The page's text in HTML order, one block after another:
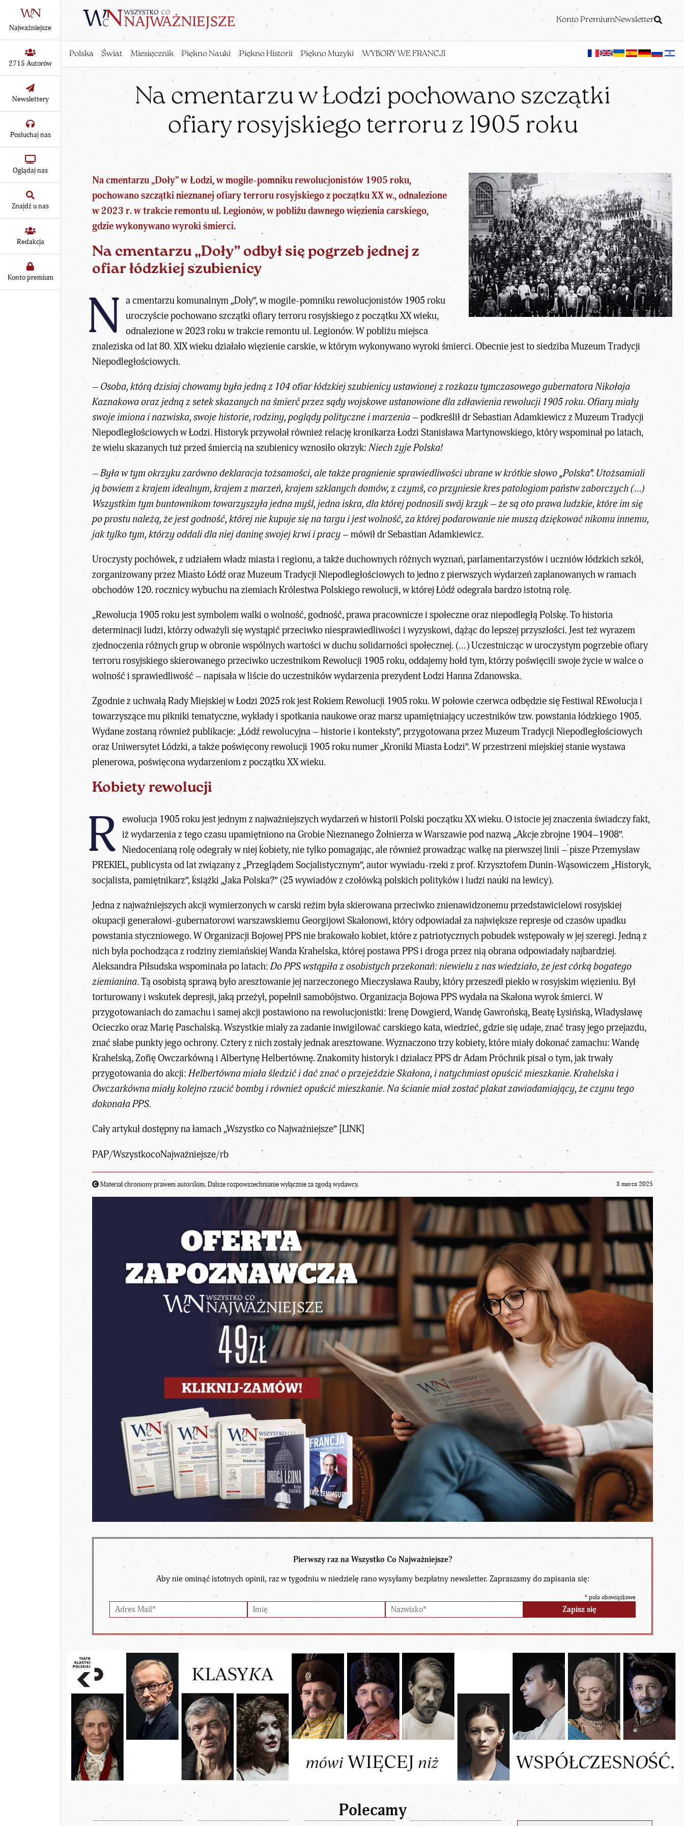
Konto PremiumNewsletter
Polska Świat Miesięcznik Piękno Nauki Piękno Historii Piękno Muzyki WYBORY WE FRANCJI
Najważniejsze
2715 Autorów
Newslettery
Posłuchaj nas
Oglądaj nas
Znajdź u nas
Redakcja
Konto premium
Na cmentarzu w Łodzi pochowano szczątki
ofiary rosyjskiego terroru z 1905 roku
Na cmentarzu „Doły” w Łodzi, w mogile-pomniku rewolucjonistów 1905 roku,
pochowano szczątki nieznanej ofiary terroru rosyjskiego z początku XX w., odnalezione
w 2023 r. w trakcie remontu ul. Legionów, w pobliżu dawnego więzienia carskiego,
gdzie wykonywano wyroki śmierci.
Na cmentarzu „Doły” odbył się pogrzeb jednej z
ofiar łódzkiej szubienicy
N a cmentarzu komunalnym „Doły”, w mogile-pomniku rewolucjonistów 1905 roku
uroczyście pochowano szczątki ofiary terroru rosyjskiego z początku XX wieku,
odnalezione w 2023 roku w trakcie remontu ul. Legionów. W pobliżu miejsca
znaleziska od lat 80. XIX wieku działało więzienie carskie, w którym wykonywano wyroki śmierci. Obecnie jest to siedziba Muzeum Tradycji
Niepodległościowych.
– Osoba, którą dzisiaj chowamy była jedną z 104 ofiar łódzkiej szubienicy ustawionej z rozkazu tymczasowego gubernatora Nikołaja
Kaznakowa oraz jedną z setek skazanych na śmierć przez sądy wojskowe ustanowione dla zdławienia rewolucji 1905 roku. Ofiary miały
swoje imiona i nazwiska, swoje historie, rodziny, poglądy polityczne i marzenia – podkreślił dr Sebastian Adamkiewicz z Muzeum Tradycji
Niepodległościowych w Łodzi. Historyk przywołał również relację kronikarza Łodzi Stanisława Martynowskiego, który wspominał po latach,
że wielu skazanych tuż przed śmiercią na szubienicy wznosiło okrzyk:Niech żyje Polska!
– Była w tym okrzyku zarówno deklaracja tożsamości, ale także pragnienie sprawiedliwości ubrane w krótkie słowo „Polska”. Utożsamiali
ją bowiem z krajem idealnym, krajem z marzeń, krajem szklanych domów, z czymś, co przyniesie kres patologiom państw zaborczych (…)
Wszystkim tym buntownikom towarzyszyła jedna myśl, jedna iskra, dla której podnosili swój krzyk – że są oto prawa ludzkie, które im się
po prostu należą, że jest godność, której nie kupuje się na targu i jest wolność, za której podarowanie nie muszą dziękować nikomu innemu,
jak tylko tym, którzy oddali dla niej daninę swojej krwi i pracy – mówił dr Sebastian Adamkiewicz.
Uroczysty pochówek, z udziałem władz miasta i regionu, a także duchownych różnych wyznań, parlamentarzystów i uczniów łódzkich szkół,
zorganizowany przez Miasto Łódź oraz Muzeum Tradycji Niepodległościowych to jedno z pierwszych wydarzeń zaplanowanych w ramach
obchodów 120. rocznicy wybuchu na ziemiach Królestwa Polskiego rewolucji, w której Łódź odegrała bardzo istotną rolę.
„Rewolucja 1905 roku jest symbolem walki o wolność, godność, prawa pracownicze i społeczne oraz niepodległą Polskę. To historia
determinacji ludzi, którzy odważyli się wystąpić przeciwko niesprawiedliwości i wyzyskowi, dążąc do lepszej przyszłości. Jest też wyrazem
zjednoczenia różnych grup w obronie wspólnych wartości w duchu solidarności społecznej. (…) Uczestnicząc w uroczystym pogrzebie ofiary
terroru rosyjskiego skierowanego przeciwko uczestnikom Rewolucji 1905 roku, oddajemy hołd tym, którzy poświęcili swoje życie w walce o
wolność i sprawiedliwość – napisała w liście do uczestników wydarzenia prezydent Łodzi Hanna Zdanowska.
Zgodnie z uchwałą Rady Miejskiej w Łodzi 2025 rok jest Rokiem Rewolucji 1905 roku. W połowie czerwca odbędzie się Festiwal REwolucja i
towarzyszące mu pikniki tematyczne, wykłady i spotkania naukowe oraz marsz upamiętniający uczestników tzw. powstania łódzkiego 1905.
Wydane zostaną również publikacje: „Łódź rewolucyjna – historie i konteksty”, przygotowana przez Muzeum Tradycji Niepodległościowych
oraz Uniwersytet Łódzki, a także poświęcony rewolucji 1905 roku numer „Kroniki Miasta Łodzi”. W przestrzeni miejskiej stanie wystawa
plenerowa, poświęcona wydarzeniom z początku XX wieku.
Kobiety rewolucji
R ewolucja 1905 roku jest jednym z najważniejszych wydarzeń whistorii Polski początku XX wieku. O istocie jej znaczenia świadczy fakt,
iż wydarzenia z tego czasu upamiętniono na Grobie Nieznanego Żołnierza w Warszawie pod nazwą „Akcje zbrojne 1904–1908”.
Niedocenianą rolę odegrały w niej kobiety, nie tylko pomagając, ale również prowadząc walkę na pierwszej linii – pisze Przemysław
PREKIEL, publicysta od lat związany z „Przeglądem Socjalistycznym”, autor wywiadu-rzeki z prof. Krzysztofem Dunin-Wąsowiczem „Historyk,
socjalista, pamiętnikarz”, książki „Jaka Polska?” (25 wywiadów z czołówką polskich polityków i ludzi nauki na lewicy).
Jedna z najważniejszych akcji wymierzonych w carski reżim była skierowana przeciwko znienawidzonemu przedstawicielowi rosyjskiej
okupacji generałowi-gubernatorowi warszawskiemu Georgijowi Skałonowi, który odpowiadał za największe represje od czasów upadku
powstania styczniowego. W Organizacji Bojowej PPS nie brakowało kobiet, które z patriotycznych pobudek wstępowały w jej szeregi. Jedną z
nich była pochodząca z rodziny ziemiańskiej Wanda Krahelska, której postawa PPS i droga przez nią obrana odpowiadały najbardziej.
Aleksandra Piłsudska wspominała po latach:Do PPS wstąpiła z osobistych przekonań: niewielu z nas wiedziało, że jest córką bogatego
ziemianina. Tą osobistą sprawą było aresztowanie jej narzeczonego Mieczysława Rauby, który przeszedł piekło w rosyjskim więzieniu. Był
torturowany i wskutek depresji, jaką przeżył, popełnił samobójstwo. Organizacja Bojowa PPS wydała na Skałona wyrok śmierci. W
przygotowaniach do zamachu i samej akcji postawiono na rewolucjonistki: Irenę Dowgierd, Wandę Gawrońską, Beatę Łysińską, Władysławę
Ocieczko oraz Marię Paschalską. Wszystkie miały za zadanie inwigilować carskiego kata, wiedzieć, gdzie się udaje, znać trasy jego przejazdu,
znać słabe punkty jego ochrony. Cztery z nich zostały jednak aresztowane. Wyznaczono trzy kobiety, które miały dokonać zamachu: Wandę
Krahelską, Zofię Owczarkówną i Albertynę Helbertównę. Znakomity historyk i działacz PPS dr Adam Próchnik pisał o tym, jak trwały
przygotowania do akcji:Helbertówna miała śledzić i dać znać o przejeździe Skałona, i natychmiast opuścić mieszkanie. Krahelska i
Owczarkówna miały kolejno rzucić bomby i również opuścić mieszkanie. Na ścianie miał zostać plakat zawiadamiający, że czynu tego
dokonała PPS.
Cały artykuł dostępny na łamach„Wszystko co Najważniejsze”[ LINK
PAP/WszystkocoNajważniejsze/rb
Materiał chroniony prawem autorskim. Dalsze rozpowszechnianie wyłącznie za zgodą wydawcy. 3 marca 2025
Pierwszy raz na Wszystko Co Najważniejsze?
Aby nie ominąć istotnych opinii, raz w tygodniu w niedzielę rano wysyłamy bezpłatny newsletter. Zapraszamy do zapisania się:
*pola obowiązkowe
Polecamy